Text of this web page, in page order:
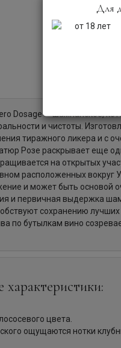
Dosage — шампанское,
и чистоты.
тиражного ликера и с
Розе раскрывает еще
на открытых
расположенных вокруг
и может быть основой
и первичная выдержка
сохранению
по бутылкам вино
характеристики:
цвета.
ощущаются нотки
Для